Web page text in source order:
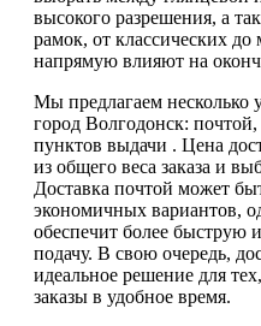
высокого разрешения, а
рамок, от классических
напрямую влияют на
Мы предлагаем несколько
город Волгодонск:
пунктов выдачи . Цена
из общего веса заказа и
Доставка почтой может
экономичных вариантов,
обеспечит более быструю
подачу. В свою очередь,
идеальное решение для
заказы в удобное время.